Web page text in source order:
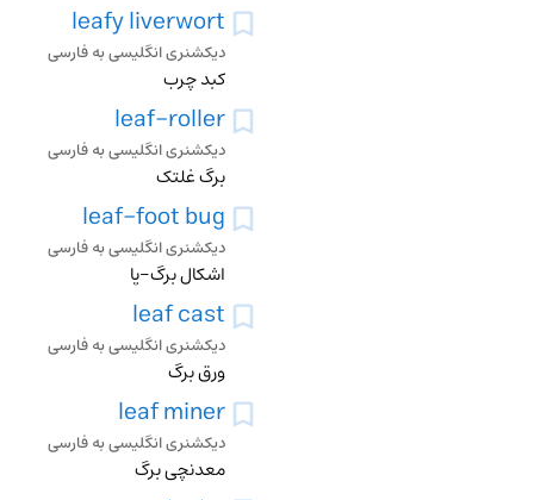
leafy liverwort
دیکشنری انگلیسی به فارسی
کبد چرب
leaf-roller
دیکشنری انگلیسی به فارسی
برگ غلتک
leaf-foot bug
دیکشنری انگلیسی به فارسی
اشکال برگ-پا
leaf cast
دیکشنری انگلیسی به فارسی
ورق برگ
leaf miner
دیکشنری انگلیسی به فارسی
معدنچی برگ